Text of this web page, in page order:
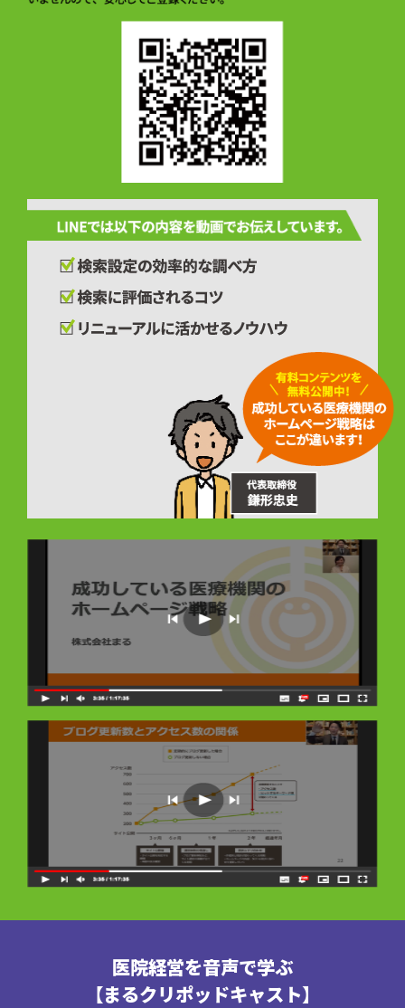
医院経営を音声で学ぶ
【まるクリポッドキャスト】